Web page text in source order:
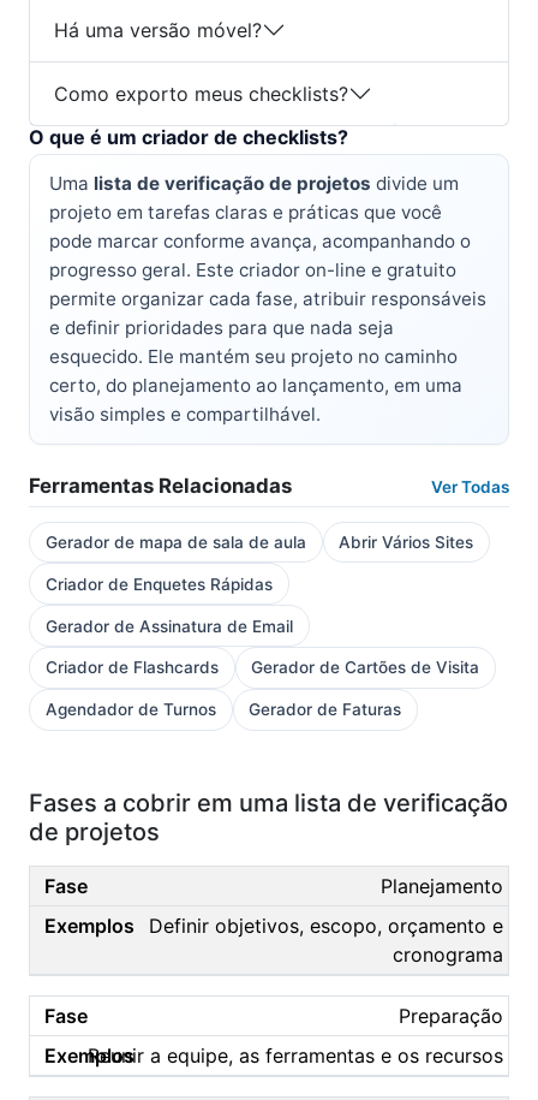
Há uma versão móvel?
Como exporto meus checklists?
O que é um criador de checklists?
Uma lista de verificação de projetos divide um
projeto em tarefas claras e práticas que você
pode marcar conforme avança, acompanhando o
progresso geral. Este criador on-line e gratuito
permite organizar cada fase, atribuir responsáveis
e definir prioridades para que nada seja
esquecido. Ele mantém seu projeto no caminho
certo, do planejamento ao lançamento, em uma
visão simples e compartilhável.
Ferramentas Relacionadas Ver Todas
Gerador de mapa de sala de aula Abrir Vários Sites
Criador de Enquetes Rápidas
Gerador de Assinatura de Email
Criador de Flashcards Gerador de Cartões de Visita
Agendador de Turnos Gerador de Faturas
Fases a cobrir em uma lista de verificação
de projetos
Planejamento
Definir objetivos, escopo, orçamento e
cronograma
Preparação
Reunir a equipe, as ferramentas e os recursos